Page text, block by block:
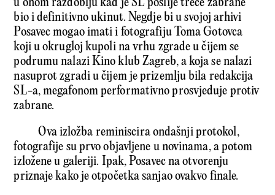
bio i definitivno ukinut. Negdje bi u svojoj arhivi
Posavec mogao imati i fotografiju Toma Gotovca
koji u okrugloj kupoli na vrhu zgrade u čijem se
podrumu nalazi Kino klub Zagreb, a koja se nalazi
nasuprot zgradi u čijem je prizemlju bila redakcija
SL-a, megafonom performativno prosvjeduje protiv
zabrane.
Ova izložba reminiscira ondašnji protokol,
fotografije su prvo objavljene u novinama, a potom
izložene u galeriji. Ipak, Posavec na otvorenju
priznaje kako je otpočetka sanjao ovakvo finale.